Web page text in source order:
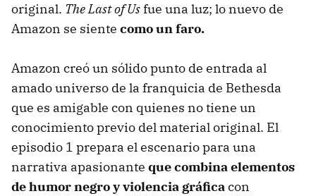
original. The Last of Usfue una luz; lo nuevo de
Amazon se siente como un faro.
Amazon creó un sólido punto de entrada al
amado universo de la franquicia de Bethesda
que es amigable con quienes no tiene un
conocimiento previo del material original. El
episodio 1 prepara el escenario para una
narrativa apasionante que combina elementos
de humor negro y violencia gráficacon